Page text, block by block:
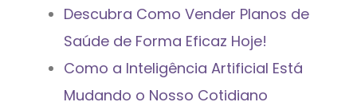
Descubra Como Vender Planos de
Saúde de Forma Eficaz Hoje!
Como a Inteligência Artificial Está
Mudando o Nosso Cotidiano